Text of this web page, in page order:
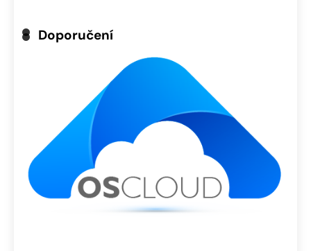
Doporučení